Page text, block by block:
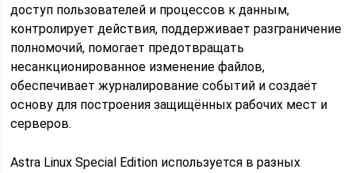
доступ пользователей и процессов к данным,
контролирует действия, поддерживает разграничение
полномочий, помогает предотвращать
несанкционированное изменение файлов,
обеспечивает журналирование событий и создаёт
основу для построения защищённых рабочих мест и
серверов.
Astra Linux Special Edition используется в разных